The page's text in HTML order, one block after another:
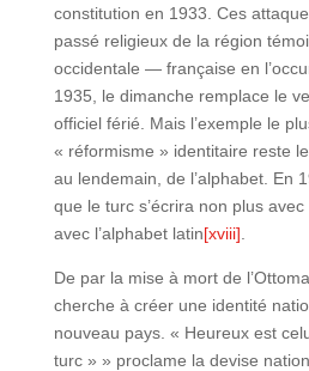
constitution en 1933. Ces
passé religieux de la région
occidentale — française en
1935, le dimanche remplace le
officiel férié. Mais l’exemple le
« réformisme » identitaire reste
au lendemain, de l’alphabet. En
que le turc s’écrira non plus
avec l’alphabet latin[xviii]
De par la mise à mort de
cherche à créer une identité
nouveau pays. « Heureux est
turc » » proclame la devise